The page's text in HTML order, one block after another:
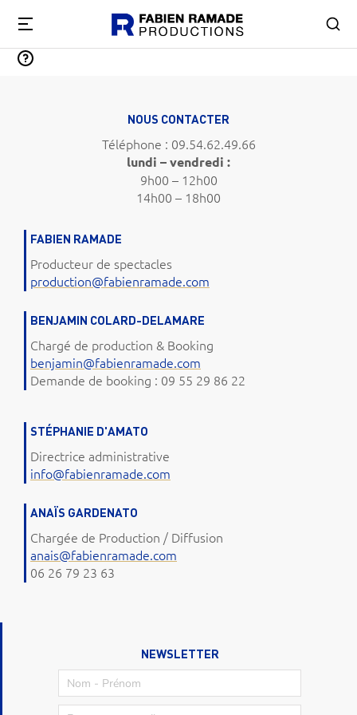
NOUS CONTACTER
Téléphone : 09.54.62.49.66
lundi – vendredi :
9h00 – 12h00
14h00 – 18h00
FABIEN RAMADE
Producteur de spectacles
production@fabienramade.com
BENJAMIN COLARD-DELAMARE
Chargé de production & Booking
benjamin@fabienramade.com
Demande de booking : 09 55 29 86 22
STÉPHANIE D'AMATO
Directrice administrative
info@fabienramade.com
ANAÏS GARDENATO
Chargée de Production / Diffusion
anais@fabienramade.com
06 26 79 23 63
NEWSLETTER